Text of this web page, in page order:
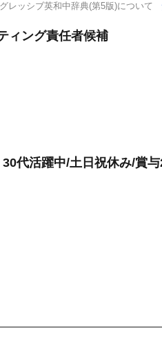
レッシブ英和中辞典(第5版)について
ィング責任者候補
代活躍中/土日祝休み/賞